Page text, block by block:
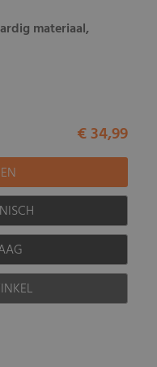
materiaal,
€ 34,99